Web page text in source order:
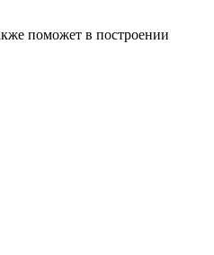
поможет в построении